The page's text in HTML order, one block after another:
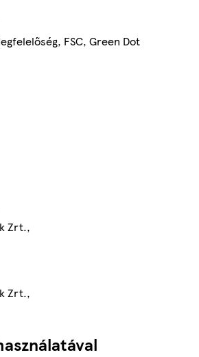
FSC, Green Dot
Zrt.,
Zrt.,